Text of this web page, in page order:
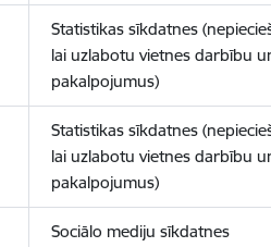
Statistikas sīkdatnes
lai uzlabotu vietnes darbību
pakalpojumus)
Statistikas sīkdatnes
lai uzlabotu vietnes darbību
pakalpojumus)
Sociālo mediju sīkdatnes